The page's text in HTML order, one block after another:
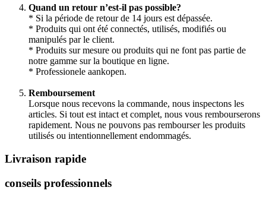
Quand un retour n’est-il pas possible?
* Si la période de retour de 14 jours est dépassée.
* Produits qui ont été connectés, utilisés, modifiés ou
manipulés par le client.
* Produits sur mesure ou produits qui ne font pas partie de
notre gamme sur la boutique en ligne.
* Professionele aankopen.
Remboursement
Lorsque nous recevons la commande, nous inspectons les
articles. Si tout est intact et complet, nous vous rembourserons
rapidement. Nous ne pouvons pas rembourser les produits
utilisés ou intentionnellement endommagés.
Livraison rapide
conseils professionnels